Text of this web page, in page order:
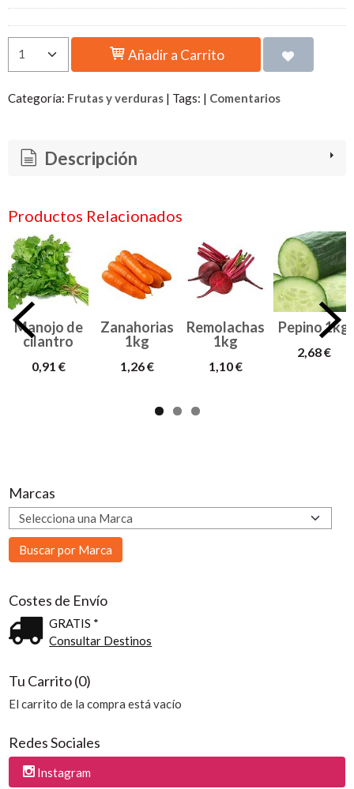
Marcas
Costes de Envío
GRATIS *
Consultar Destinos
Tu Carrito (0)
El carrito de la compra está vacío
Redes Sociales
Instagram
Añadir a Carrito
Categoría: Frutas y verduras | Tags: | Comentarios
Descripción
Productos Relacionados
Manojo de
cilantro
0,91 €
Zanahorias
1kg
1,26 €
Remolachas
1kg
1,10 €
Pepino 1kg
2,68 €